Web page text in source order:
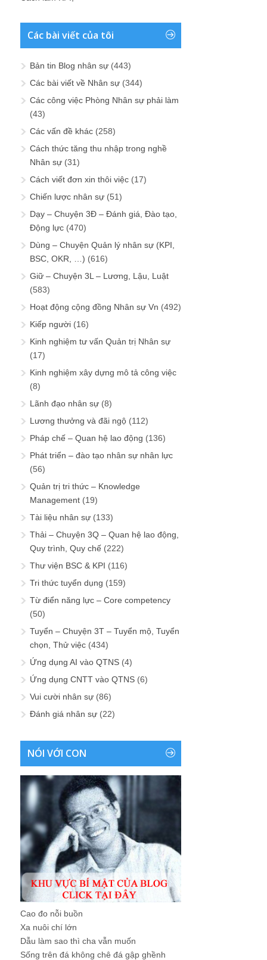
Các bài viết của tôi
Bản tin Blog nhân sự (443)
Các bài viết về Nhân sự (344)
Các công việc Phòng Nhân sự phải làm
(43)
Các vấn đề khác (258)
Cách thức tăng thu nhập trong nghề
Nhân sự (31)
Cách viết đơn xin thôi việc (17)
Chiến lược nhân sự (51)
Dạy – Chuyện 3Đ – Đánh giá, Đào tạo,
Động lực (470)
Dùng – Chuyện Quản lý nhân sự (KPI,
BSC, OKR, …) (616)
Giữ – Chuyện 3L – Lương, Lậu, Luật
(583)
Hoạt động cộng đồng Nhân sự Vn (492)
Kiếp người (16)
Kinh nghiệm tư vấn Quản trị Nhân sự
(17)
Kinh nghiệm xây dựng mô tả công việc
(8)
Lãnh đạo nhân sự (8)
Lương thưởng và đãi ngộ (112)
Pháp chế – Quan hệ lao động (136)
Phát triển – đào tạo nhân sự nhân lực
(56)
Quản trị tri thức – Knowledge
Management (19)
Tài liệu nhân sự (133)
Thải – Chuyện 3Q – Quan hệ lao động,
Quy trình, Quy chế (222)
Thư viện BSC & KPI (116)
Tri thức tuyển dụng (159)
Từ điển năng lực – Core competency
(50)
Tuyển – Chuyện 3T – Tuyển mộ, Tuyển
chọn, Thử việc (434)
Ứng dụng AI vào QTNS (4)
Ứng dụng CNTT vào QTNS (6)
Vui cười nhân sự (86)
Đánh giá nhân sự (22)
NÓI VỚI CON
Cao đo nỗi buồn
Xa nuôi chí lớn
Dẫu làm sao thì cha vẫn muốn
Sống trên đá không chê đá gập ghềnh